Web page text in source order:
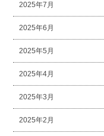
2025年7月
2025年6月
2025年5月
2025年4月
2025年3月
2025年2月